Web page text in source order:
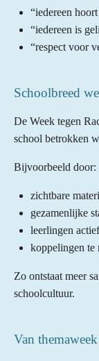
“iedereen
“iedereen is
“respect voor
Schoolbreed
De Week tegen
school betrokken
Bijvoorbeeld door:
zichtbare
gezamenlijke
leerlingen
koppelingen te
Zo ontstaat meer
schoolcultuur.
Van